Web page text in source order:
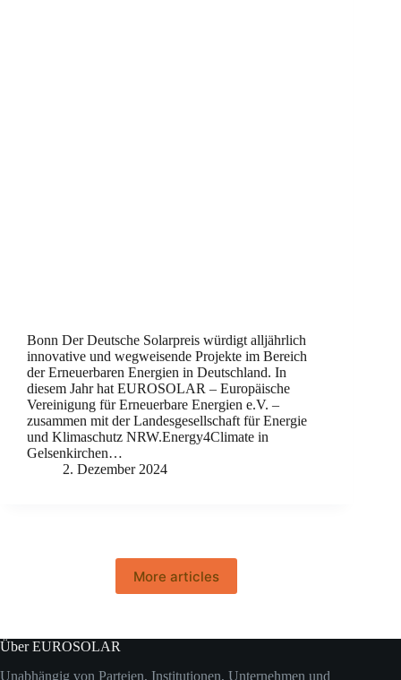
Bonn Der Deutsche Solarpreis würdigt alljährlich
innovative und wegweisende Projekte im Bereich
der Erneuerbaren Energien in Deutschland. In
diesem Jahr hat EUROSOLAR – Europäische
Vereinigung für Erneuerbare Energien e.V. –
zusammen mit der Landesgesellschaft für Energie
und Klimaschutz NRW.Energy4Climate in
Gelsenkirchen…
2. Dezember 2024
More articles
Über EUROSOLAR
Unabhängig von Parteien, Institutionen, Unternehmen und